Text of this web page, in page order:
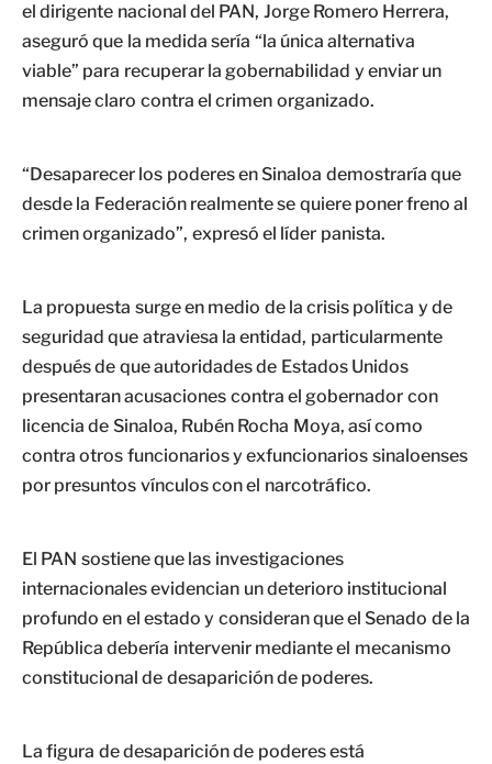
el dirigente nacional del PAN, Jorge Romero Herrera,
aseguró que la medida sería “la única alternativa
viable” para recuperar la gobernabilidad y enviar un
mensaje claro contra el crimen organizado.
“Desaparecer los poderes en Sinaloa demostraría que
desde la Federación realmente se quiere poner freno al
crimen organizado”, expresó el líder panista.
La propuesta surge en medio de la crisis política y de
seguridad que atraviesa la entidad, particularmente
después de que autoridades de Estados Unidos
presentaran acusaciones contra el gobernador con
licencia de Sinaloa, Rubén Rocha Moya, así como
contra otros funcionarios y exfuncionarios sinaloenses
por presuntos vínculos con el narcotráfico.
El PAN sostiene que las investigaciones
internacionales evidencian un deterioro institucional
profundo en el estado y consideran que el Senado de la
República debería intervenir mediante el mecanismo
constitucional de desaparición de poderes.
La figura de desaparición de poderes está